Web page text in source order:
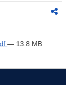
— 13.8 MB